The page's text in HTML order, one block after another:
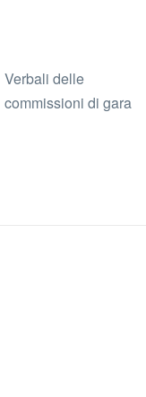
Verbali delle
commissioni di gara